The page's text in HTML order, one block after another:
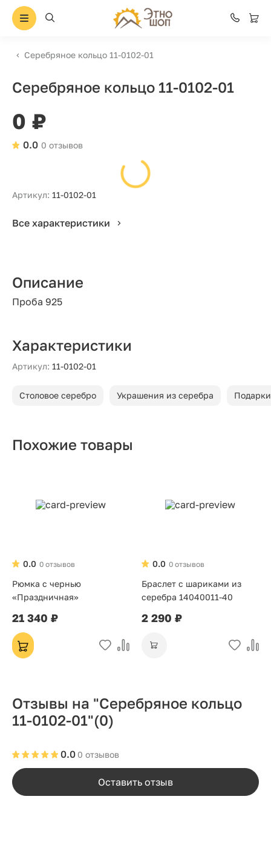
Серебряное кольцо 11-0102-01
Серебряное кольцо 11-0102-01
0 ₽
0 отзывов
0.0
Артикул: 11-0102-01
Все характеристики
Описание
Проба 925
Характеристики
Артикул: 11-0102-01
Столовое серебро Украшения из серебра
Похожие товары
0 отзывов
0.0
Рюмка с чернью
«Праздничная»
21 340 ₽
0 отзывов
0.0
Браслет с шариками из
серебра 14040011-40
2 290 ₽
Отзывы на "Серебряное кольцо
11-0102-01"(0)
0 отзывов
0.0
Оставить отзыв